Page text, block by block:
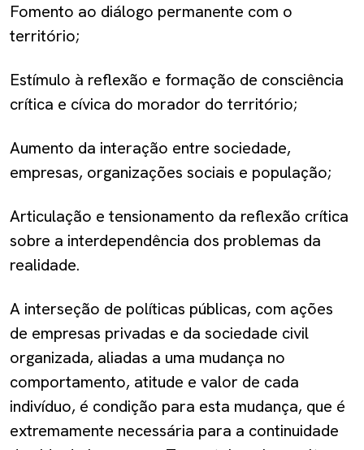
Fomento ao diálogo permanente com o
território;
Estímulo à reflexão e formação de consciência
crítica e cívica do morador do território;
Aumento da interação entre sociedade,
empresas, organizações sociais e população;
Articulação e tensionamento da reflexão crítica
sobre a interdependência dos problemas da
realidade.
A interseção de políticas públicas, com ações
de empresas privadas e da sociedade civil
organizada, aliadas a uma mudança no
comportamento, atitude e valor de cada
indivíduo, é condição para esta mudança, que é
extremamente necessária para a continuidade